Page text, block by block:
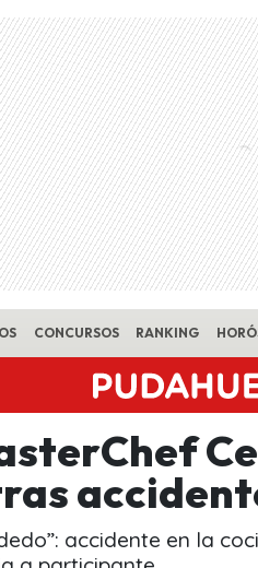
CONCURSOS RANKING
accidente en la